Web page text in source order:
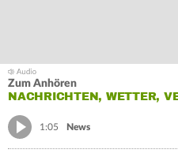
Zum Anhören
NACHRICHTEN, WETTER,
1:05 News